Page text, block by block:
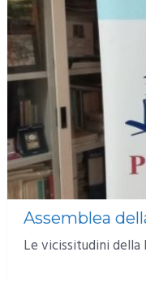
Assemblea
Le vicissitudini della